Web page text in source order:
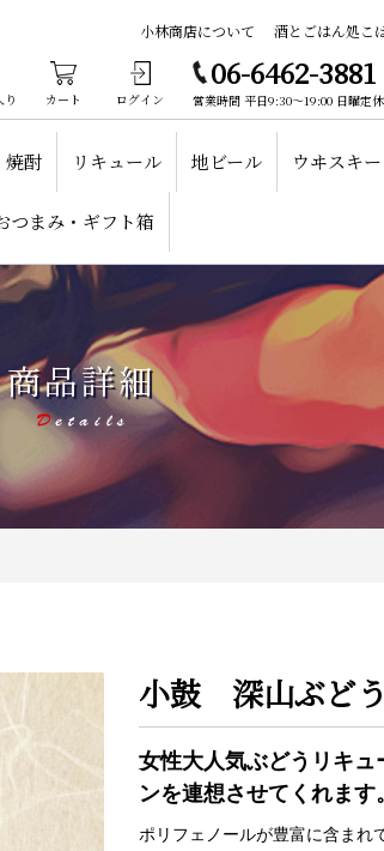
小林商店について 酒とごはん処こ
り カート ログイン
06-6462-3881
営業時間 平日9:30～19:00 日曜定
焼酎 リキュール 地ビール ウヰスキー
つまみ・ギフト箱
商品詳細
小鼓 深山ぶど
女性大人気ぶどうリキ
ンを連想させてくれます
ポリフェノールが豊富に含まれ